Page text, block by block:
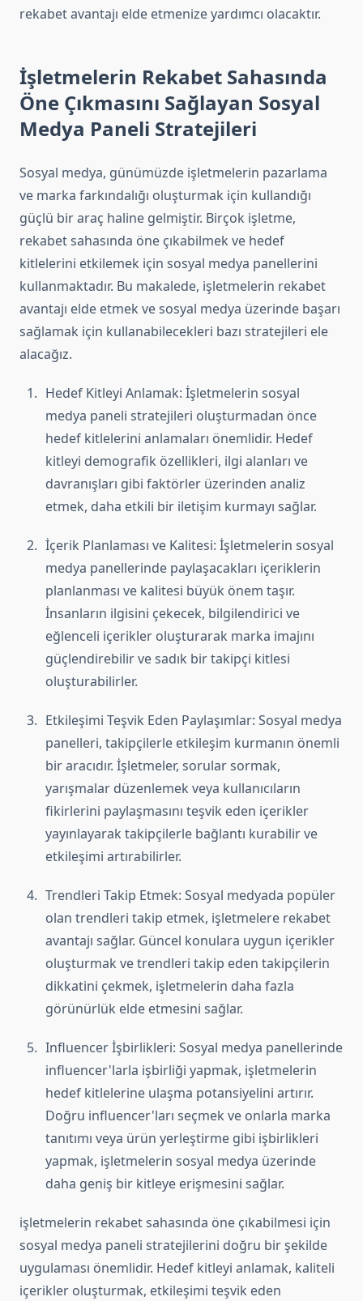
rekabet avantajı elde etmenize yardımcı olacaktır.
İşletmelerin Rekabet Sahasında
Öne Çıkmasını Sağlayan Sosyal
Medya Paneli Stratejileri
Sosyal medya, günümüzde işletmelerin pazarlama
ve marka farkındalığı oluşturmak için kullandığı
güçlü bir araç haline gelmiştir. Birçok işletme,
rekabet sahasında öne çıkabilmek ve hedef
kitlelerini etkilemek için sosyal medya panellerini
kullanmaktadır. Bu makalede, işletmelerin rekabet
avantajı elde etmek ve sosyal medya üzerinde başarı
sağlamak için kullanabilecekleri bazı stratejileri ele
alacağız.
Hedef Kitleyi Anlamak: İşletmelerin sosyal
medya paneli stratejileri oluşturmadan önce
hedef kitlelerini anlamaları önemlidir. Hedef
kitleyi demografik özellikleri, ilgi alanları ve
davranışları gibi faktörler üzerinden analiz
etmek, daha etkili bir iletişim kurmayı sağlar.
İçerik Planlaması ve Kalitesi: İşletmelerin sosyal
medya panellerinde paylaşacakları içeriklerin
planlanması ve kalitesi büyük önem taşır.
İnsanların ilgisini çekecek, bilgilendirici ve
eğlenceli içerikler oluşturarak marka imajını
güçlendirebilir ve sadık bir takipçi kitlesi
oluşturabilirler.
Etkileşimi Teşvik Eden Paylaşımlar: Sosyal medya
panelleri, takipçilerle etkileşim kurmanın önemli
bir aracıdır. İşletmeler, sorular sormak,
yarışmalar düzenlemek veya kullanıcıların
fikirlerini paylaşmasını teşvik eden içerikler
yayınlayarak takipçilerle bağlantı kurabilir ve
etkileşimi artırabilirler.
Trendleri Takip Etmek: Sosyal medyada popüler
olan trendleri takip etmek, işletmelere rekabet
avantajı sağlar. Güncel konulara uygun içerikler
oluşturmak ve trendleri takip eden takipçilerin
dikkatini çekmek, işletmelerin daha fazla
görünürlük elde etmesini sağlar.
Influencer İşbirlikleri: Sosyal medya panellerinde
influencer'larla işbirliği yapmak, işletmelerin
hedef kitlelerine ulaşma potansiyelini artırır.
Doğru influencer'ları seçmek ve onlarla marka
tanıtımı veya ürün yerleştirme gibi işbirlikleri
yapmak, işletmelerin sosyal medya üzerinde
daha geniş bir kitleye erişmesini sağlar.
işletmelerin rekabet sahasında öne çıkabilmesi için
sosyal medya paneli stratejilerini doğru bir şekilde
uygulaması önemlidir. Hedef kitleyi anlamak, kaliteli
içerikler oluşturmak, etkileşimi teşvik eden